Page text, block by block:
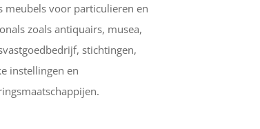
meubels voor particulieren en
zoals antiquairs, musea,
stichtingen,
instellingen en